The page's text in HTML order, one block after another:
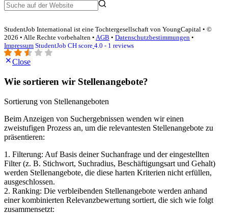
StudentJob International ist eine Tochtergesellschaft von YoungCapital • ©
2026 • Alle Rechte vorbehalten • AGB • Datenschutzbestimmungen •
Impressum StudentJob CH score 4.0 - 1 reviews
Close
Wie sortieren wir Stellenangebote?
Sortierung von Stellenangeboten
Beim Anzeigen von Suchergebnissen wenden wir einen
zweistufigen Prozess an, um die relevantesten Stellenangebote zu
präsentieren:
1. Filterung: Auf Basis deiner Suchanfrage und der eingestellten
Filter (z. B. Stichwort, Suchradius, Beschäftigungsart und Gehalt)
werden Stellenangebote, die diese harten Kriterien nicht erfüllen,
ausgeschlossen.
2. Ranking: Die verbleibenden Stellenangebote werden anhand
einer kombinierten Relevanzbewertung sortiert, die sich wie folgt
zusammensetzt: